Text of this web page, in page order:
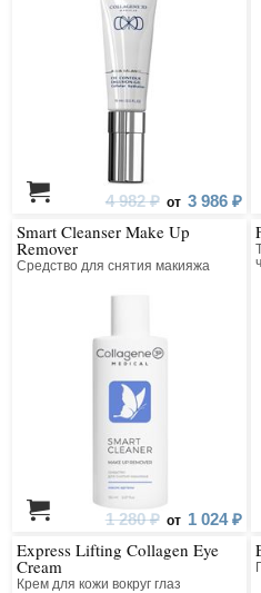
4 982 ₽ от 3 986 ₽
Smart Cleanser Make Up
Remover
Средство для снятия макияжа
1 280 ₽ от 1 024 ₽
Express Lifting Collagen Eye
Cream
Крем для кожи вокруг глаз